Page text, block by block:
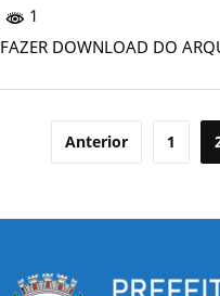
1
FAZER DOWNLOAD DO
Paginação
posts
Anterior 1